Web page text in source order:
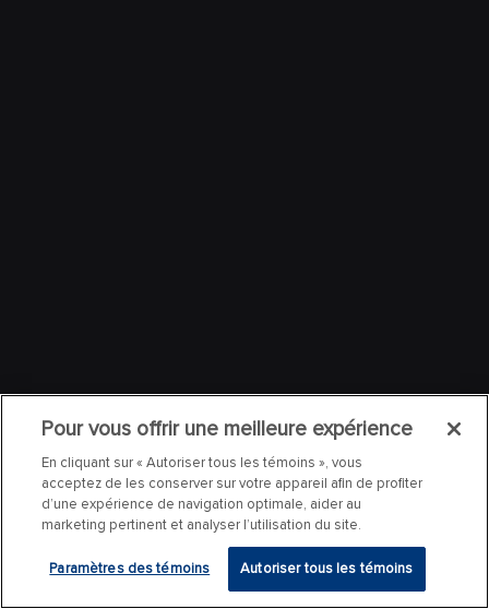
Pour vous offrir une meilleure expérience
En cliquant sur « Autoriser tous les témoins », vous
acceptez de les conserver sur votre appareil afin de profiter
d’une expérience de navigation optimale, aider au
marketing pertinent et analyser l’utilisation du site.
Paramètres des témoins Autoriser tous les témoins